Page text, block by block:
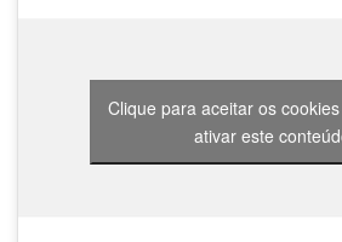
Clique para aceitar os
ativar este